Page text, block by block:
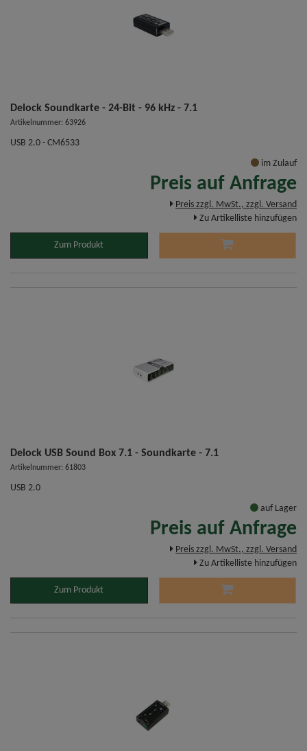
Delock Soundkarte - 24-Bit - 96 kHz - 7.1
Artikelnummer: 63926
USB 2.0 - CM6533
im Zulauf
Preis auf Anfrage
Preis zzgl. MwSt., zzgl. Versand
Zu Artikelliste hinzufügen
Zum Produkt
Delock USB Sound Box 7.1 - Soundkarte - 7.1
Artikelnummer: 61803
USB 2.0
auf Lager
Preis auf Anfrage
Preis zzgl. MwSt., zzgl. Versand
Zu Artikelliste hinzufügen
Zum Produkt